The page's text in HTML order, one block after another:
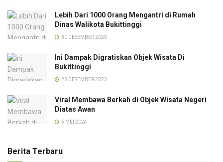
Lebih Dari 1000 Orang Mengantri di Rumah
Dinas Walikota Bukittinggi
30 DESEMBER 2023
Ini Dampak Digratiskan Objek Wisata Di
Bukittinggi
23 DESEMBER 2023
Viral Membawa Berkah di Objek Wisata Negeri
Diatas Awan
5 MEI 2024
Berita Terbaru